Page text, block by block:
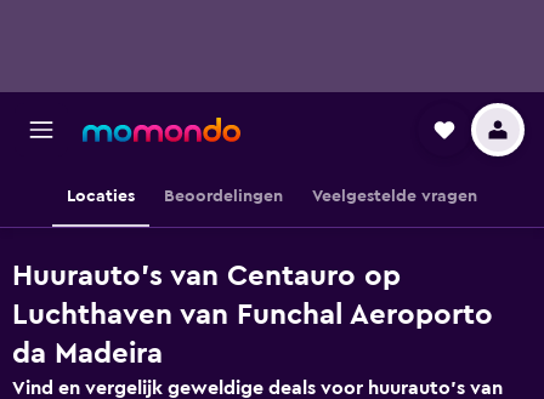
Locaties Beoordelingen Veelgestelde vragen
Huurauto's van Centauro op
Luchthaven van Funchal Aeroporto
da Madeira
Vind en vergelijk geweldige deals voor huurauto's van